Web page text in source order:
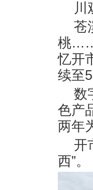
川
苍
桃
忆开
续至
数
色产
两年
开
西”。